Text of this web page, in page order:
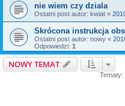
nie wiem czy dziala
Ostatni post autor: kwiat «
Skrócona instrukcja
Ostatni post autor: nowy «
Odpowiedzi: 1
NOWY TEMAT
Tematy: